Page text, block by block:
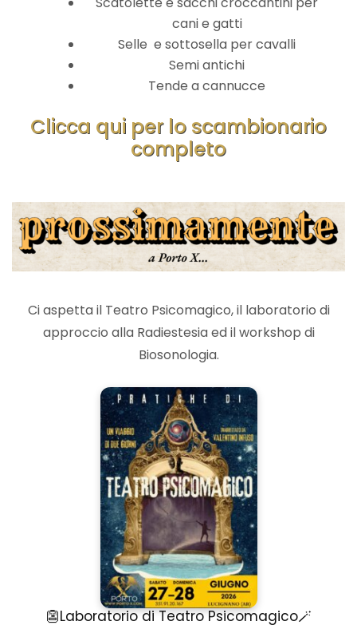
cani e gatti
Selle e sottosella per cavalli
Semi antichi
Tende a cannucce
Clicca qui per lo scambionario
completo
Ci aspetta il Teatro Psicomagico, il laboratorio di
approccio alla Radiestesia ed il workshop di
Biosonologia.
👺Laboratorio di Teatro Psicomagico🪄